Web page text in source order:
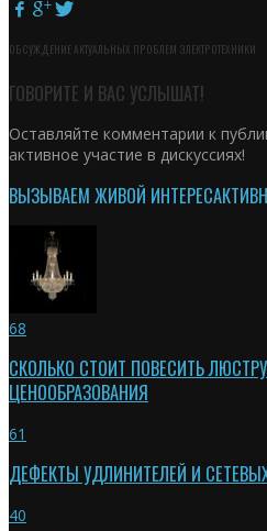
ОБСУЖДЕНИЕ АКТУАЛЬНЫХ ПРОБЛЕМ ЭЛЕКТРОТЕХНИКИ
ГОВОРИТЕ И ВАС УСЛЫШАТ!
Оставляйте комментарии к
активное участие в дискуссиях!
ВЫЗЫВАЕМ ЖИВОЙ ИНТЕРЕС
68
СКОЛЬКО СТОИТ ПОВЕСИТЬ
ЦЕНООБРАЗОВАНИЯ
61
ДЕФЕКТЫ УДЛИНИТЕЛЕЙ И
40